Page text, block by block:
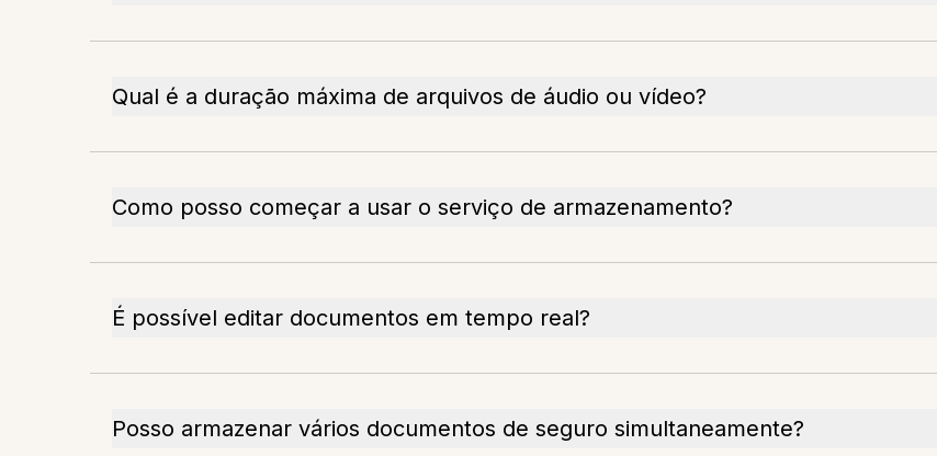
Qual é a duração máxima de arquivos de áudio ou vídeo?
Como posso começar a usar o serviço de armazenamento?
É possível editar documentos em tempo real?
Posso armazenar vários documentos de seguro simultaneamente?